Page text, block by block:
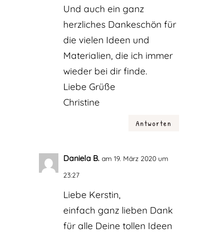
Und auch ein ganz
herzliches Dankeschön für
die vielen Ideen und
Materialien, die ich immer
wieder bei dir finde.
Liebe Grüße
Christine
Antworten
Daniela B. am 19. März 2020 um
23:27
Liebe Kerstin,
einfach ganz lieben Dank
für alle Deine tollen Ideen